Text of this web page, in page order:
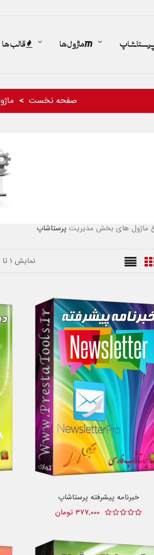
پرستاشاپ ماژول ها قالب ها
صفحه نخست
ماژول های بخش مدیریت پرستاشاپ
نمایش 1 تا 24 از 300 محصول
خبرنامه پیشرفته پرستاشاپ
377,000 تومان